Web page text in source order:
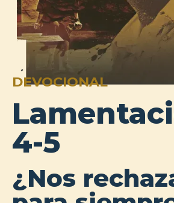
DEVOCIONAL
4-5
¿Nos